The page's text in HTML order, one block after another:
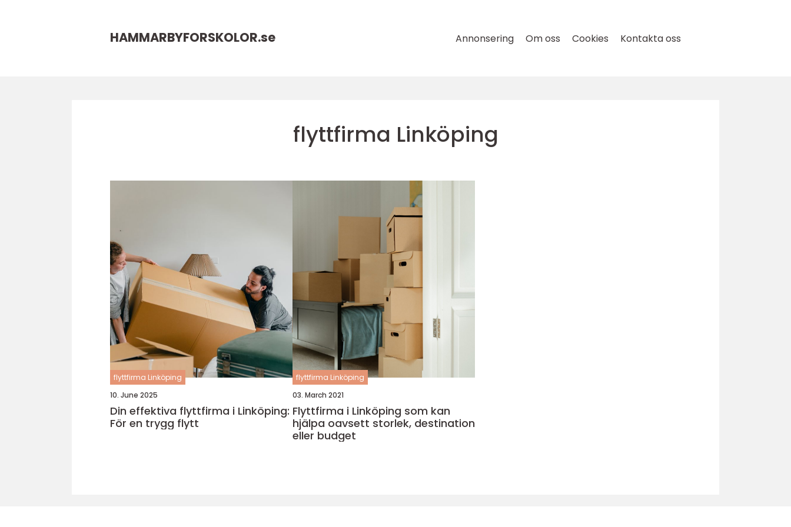
HAMMARBYFORSKOLOR.se Annonsering Om oss Cookies Kontakta oss
flyttfirma Linköping
flyttfirma Linköping
10. June 2025
Din effektiva flyttfirma i Linköping:
För en trygg flytt
flyttfirma Linköping
03. March 2021
Flyttfirma i Linköping som kan
hjälpa oavsett storlek, destination
eller budget